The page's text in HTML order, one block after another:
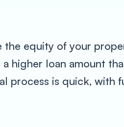
the equity of your
higher loan amount
process is quick, with